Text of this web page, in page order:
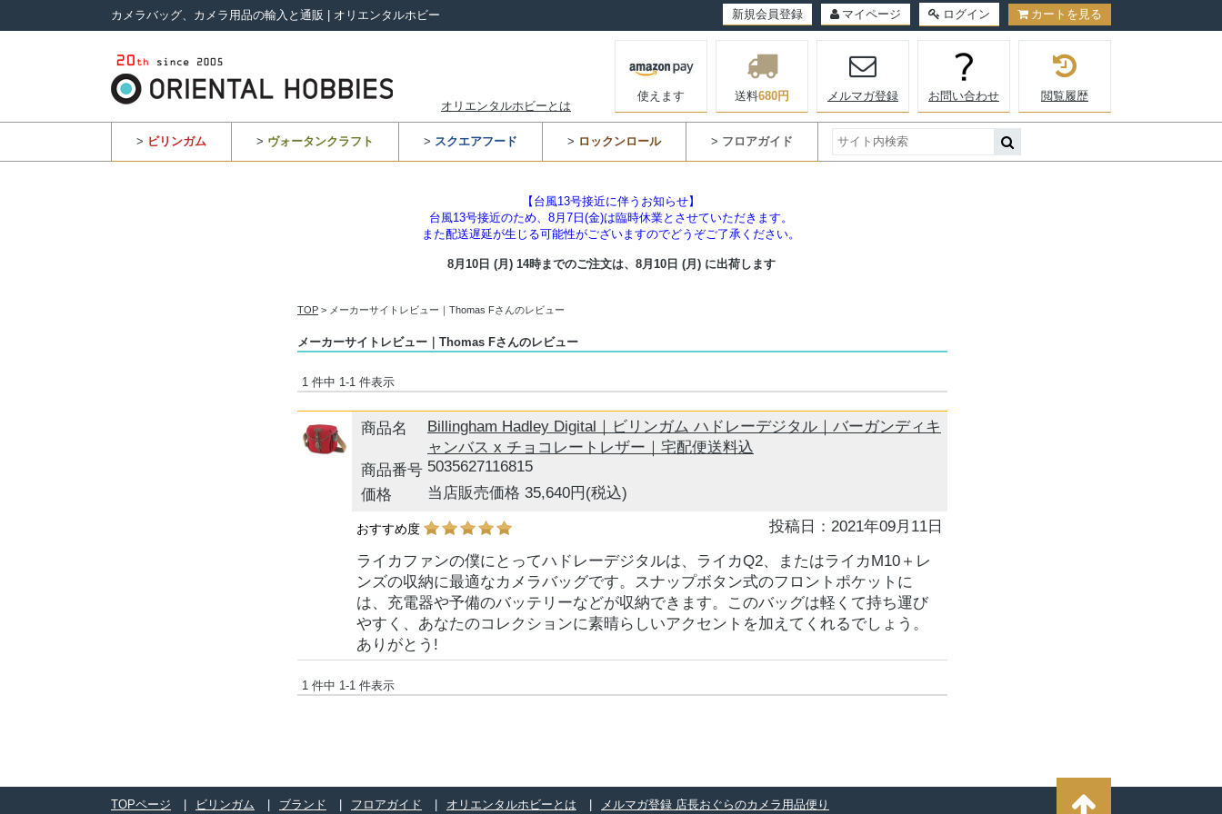
カメラバッグ、カメラ用品の輸入と通販 | オリエンタルホビー 新規会員登録 マイページ ログイン カートを見る
オリエンタルホビーとは
使えます 送料680円 メルマガ登録 お問い合わせ 閲覧履歴
> ビリンガム > ヴォータンクラフト > スクエアフード > ロックンロール > フロアガイド
【台風13号接近に伴うお知らせ】
台風13号接近のため、8月7日(金)は臨時休業とさせていただきます。
また配送遅延が生じる可能性がございますのでどうぞご了承ください。
8月10日 (月) 14時までのご注文は、 8月10日 (月) に出荷します
TOP > メーカーサイトレビュー｜Thomas Fさんのレビュー
メーカーサイトレビュー｜Thomas Fさんのレビュー
1 件中 1-1 件表示
商品名
Billingham Hadley Digital｜ビリンガム ハドレーデジタル｜バーガンディキ
ャンバス x チョコレートレザー｜宅配便送料込
商品番号 5035627116815
価格
当店販売価格 35,640円 (税込)
投稿日：2021年09月11日
おすすめ度
ライカファンの僕にとってハドレーデジタルは、ライカQ2、またはライカM10＋レ
ンズの収納に最適なカメラバッグです。スナップボタン式のフロントポケットに
は、充電器や予備のバッテリーなどが収納できます。このバッグは軽くて持ち運び
やすく、あなたのコレクションに素晴らしいアクセントを加えてくれるでしょう。
ありがとう!
1 件中 1-1 件表示
TOPページ ビリンガム ブランド フロアガイド オリエンタルホビーとは メルマガ登録 店長おぐらのカメラ用品便り